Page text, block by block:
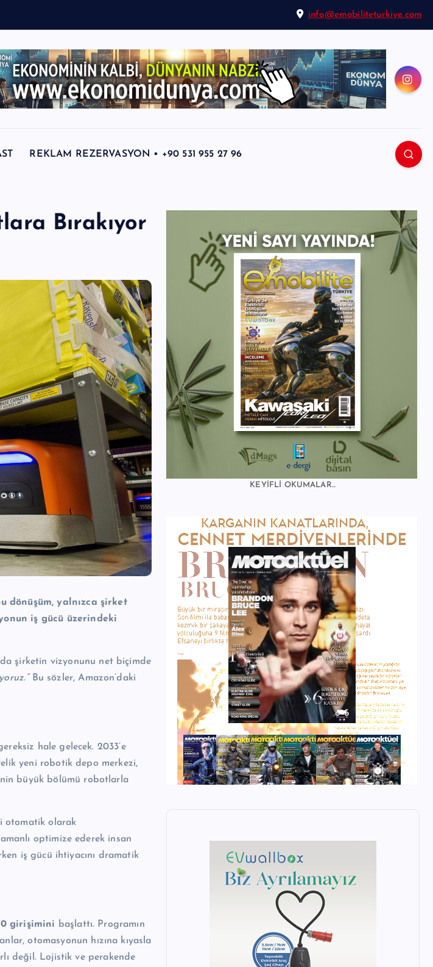
info@emobiliteturkiye.com
REKLAM REZERVASYON • +90 531 955 27 96
Bırakıyor
dönüşüm, yalnızca şirket
iş gücü üzerindeki
şirketin vizyonunu net biçimde
Bu sözler, Amazon’daki
hale gelecek. 2033’e
yeni robotik depo merkezi,
büyük bölümü robotlarla
otomatik olarak
optimize ederek insan
iş gücü ihtiyacını dramatik
girişimini başlattı. Programın
otomasyonun hızına kıyasla
değil. Lojistik ve perakende
KEYİFLİ OKUMALAR...